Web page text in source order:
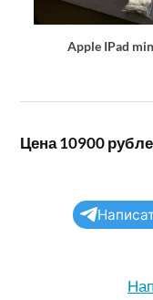
Apple IPad
Цена 10900